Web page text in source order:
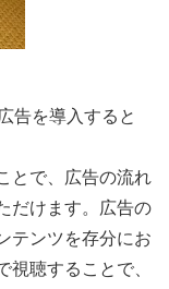
告を導入すると
とで、広告の流れ
だけます。広告の
テンツを存分にお
聴することで、